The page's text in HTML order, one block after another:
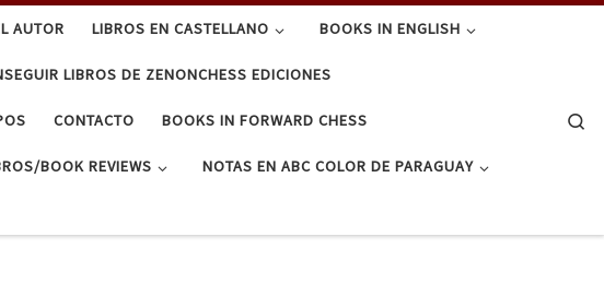
AUTOR LIBROS EN CASTELLANO BOOKS IN ENGLISH
LIBROS DE ZENONCHESS EDICIONES
CONTACTO BOOKS IN FORWARD CHESS
BOOK REVIEWS NOTAS EN ABC COLOR DE PARAGUAY